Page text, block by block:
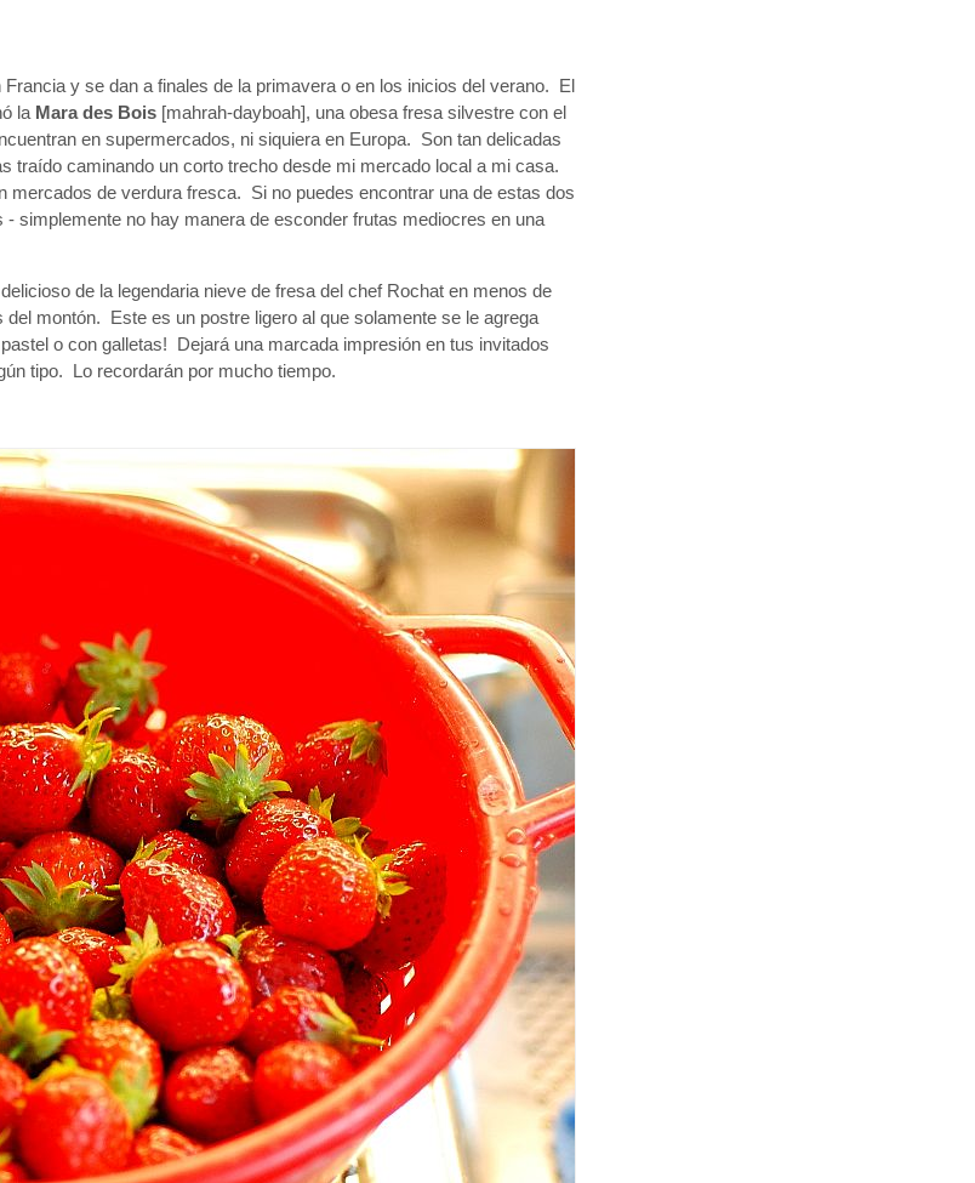
y se dan a finales de la primavera o en los inicios del verano. El
la Mara des Bois [mahrah-dayboah], una obesa fresa silvestre con el
en supermercados, ni siquiera en Europa. Son tan delicadas
traído caminando un corto trecho desde mi mercado local a mi casa.
de verdura fresca. Si no puedes encontrar una de estas dos
simplemente no hay manera de esconder frutas mediocres en una
de la legendaria nieve de fresa del chef Rochat en menos de
montón. Este es un postre ligero al que solamente se le agrega
o con galletas! Dejará una marcada impresión en tus invitados
tipo. Lo recordarán por mucho tiempo.